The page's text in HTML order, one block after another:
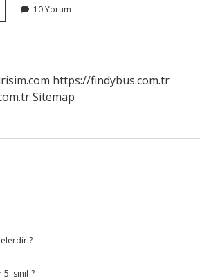
10 Yorum
https://findybus.com.tr
Sitemap
?
sınıf ?